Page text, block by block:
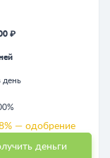
₽
день
% — одобрение
деньги